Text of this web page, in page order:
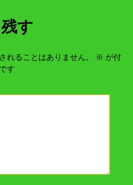
す
れることはありません。 ※ が付
す